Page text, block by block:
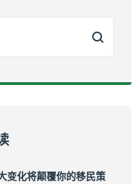
变化将颠覆你的移民策